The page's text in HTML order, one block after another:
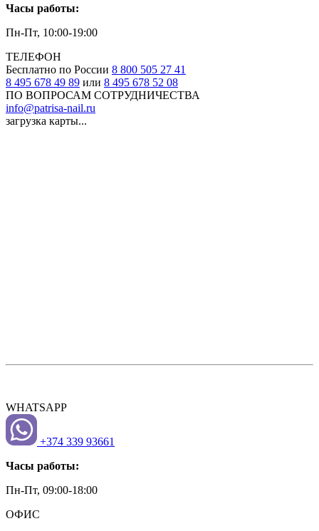
Часы работы:
Пн-Пт, 10:00-19:00
ТЕЛЕФОН
Бесплатно по России 8 800 505 27 41
8 495 678 49 89 или 8 495 678 52 08
ПО ВОПРОСАМ СОТРУДНИЧЕСТВА
info@patrisa-nail.ru
загрузка карты...
WHATSAPP
+374 339 93661
Часы работы:
Пн-Пт, 09:00-18:00
ОФИС